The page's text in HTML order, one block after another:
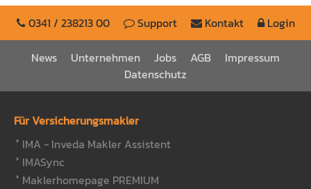
0341 / 238213 00 Support Kontakt Login
News Unternehmen Jobs AGB
Impressum
Datenschutz
Für Versicherungsmakler
IMA - Inveda Makler Assistent
IMASync
Maklerhomepage PREMIUM